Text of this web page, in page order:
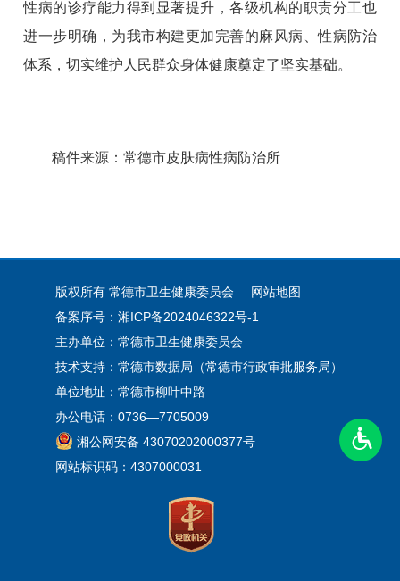
性病的诊疗能力得到显著提升，各级机构的职责分工也
进一步明确，为我市构建更加完善的麻风病、性病防治
体系，切实维护人民群众身体健康奠定了坚实基础。
稿件来源：常德市皮肤病性病防治所
版权所有 常德市卫生健康委员会
网站地图
备案序号：湘ICP备2024046322号-1
主办单位：常德市卫生健康委员会
技术支持：常德市数据局（常德市行政审批服务局）
单位地址：常德市柳叶中路
办公电话：0736—7705009
湘公网安备 43070202000377号
网站标识码：4307000031